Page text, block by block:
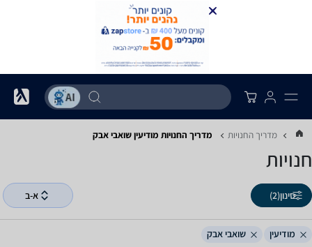
מדריך החנויות מדריך החנויות ‏מודיעין ‏שואבי אבק
חנויות
סינון(2) א-ב
מודיעין שואבי אבק